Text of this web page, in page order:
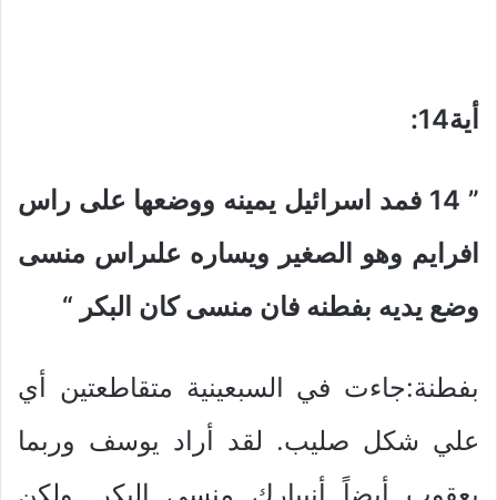
أية14 :
” 14
فمد اسرائيل يمينه ووضعها على راس
افرايم وهو الصغير ويساره علىراس منسى
وضع يديه بفطنه فان منسى كان البكر “
بفطنة:جاءت في السبعينية متقاطعتين أي
علي شكل صليب. لقد أراد يوسف وربما